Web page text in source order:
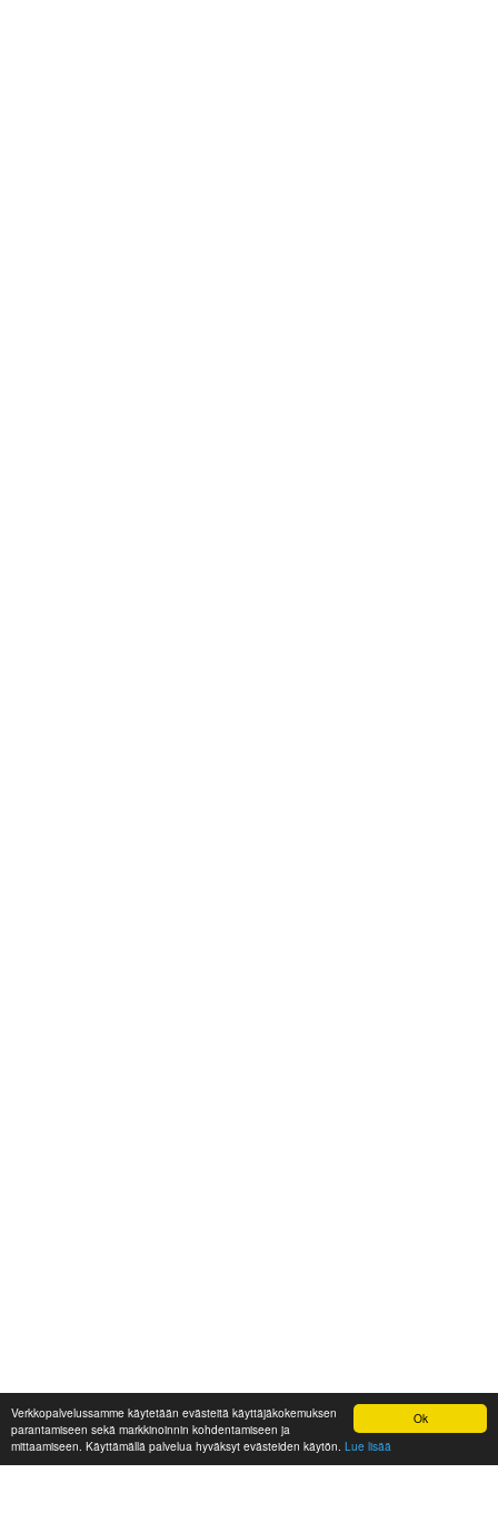
Ok
Verkkopalvelussamme käytetään evästeitä käyttäjäkokemuksen
parantamiseen sekä markkinoinnin kohdentamiseen ja
mittaamiseen. Käyttämällä palvelua hyväksyt evästeiden käytön. Lue lisää